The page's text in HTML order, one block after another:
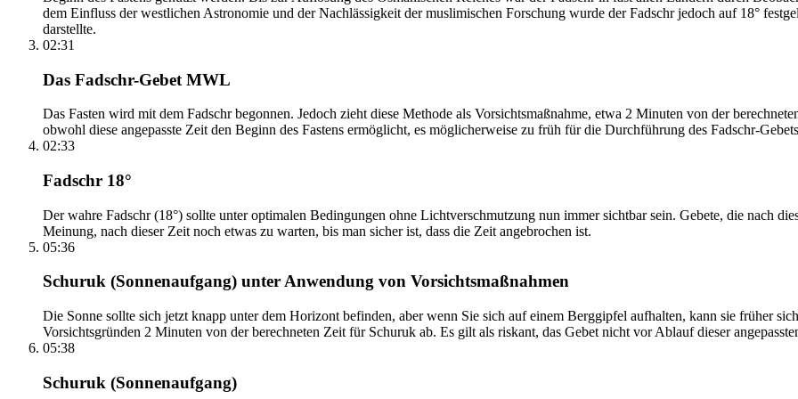
dem Einfluss der westlichen Astronomie und der Nachlässigkeit der muslimischen Forschung wurde der Fadschr jedoch auf 18°
darstellte.
02:31
Das Fadschr-Gebet MWL
Das Fasten wird mit dem Fadschr begonnen. Jedoch zieht diese Methode als Vorsichtsmaßnahme, etwa 2 Minuten von der
obwohl diese angepasste Zeit den Beginn des Fastens ermöglicht, es möglicherweise zu früh für die Durchführung des Fadschr-
02:33
Fadschr 18°
Der wahre Fadschr (18°) sollte unter optimalen Bedingungen ohne Lichtverschmutzung nun immer sichtbar sein. Gebete, die nach
Meinung, nach dieser Zeit noch etwas zu warten, bis man sicher ist, dass die Zeit angebrochen ist.
05:36
Schuruk (Sonnenaufgang) unter Anwendung von Vorsichtsmaßnahmen
Die Sonne sollte sich jetzt knapp unter dem Horizont befinden, aber wenn Sie sich auf einem Berggipfel aufhalten, kann sie früher
Vorsichtsgründen 2 Minuten von der berechneten Zeit für Schuruk ab. Es gilt als riskant, das Gebet nicht vor Ablauf dieser
05:38
Schuruk (Sonnenaufgang)